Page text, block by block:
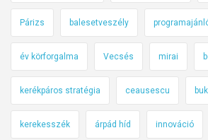
Párizs balesetveszély
év körforgalma Vecsés mirai
kerékpáros stratégia ceausescu
kerekesszék árpád híd innováció